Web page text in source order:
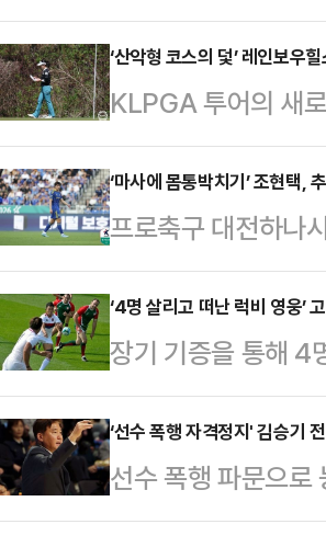
과의 동행을 이어
원)에 오는 5월 31
회(KBO)의 승인 절
말까지다.재계약의
다소 기복 있는 모
코칭스태프의 신뢰
삼진 1실…
‘산악형 코스의 덫’ 레인보우
KLPGA 투어의 새
의 개막이 하루 앞
120명의 태극 낭자
스’라는 난코스를
성군 레인보우힐스
성으로 인해 어느 때
힐스는 선수들 사이
코스로 고저 차…
‘마사에 몸통박치기’ 조현택,
프로축구 대전하나
HD 측면 수비수 조
구계에 따르면 전날
과 조현택에 대해
은 거친 반칙은 경
구경기장에서 열린
후반 추가시간 마사
라운드 밖으로 나
‘4명 살리고 떠난 럭비 영웅’
장기 기증을 통해 4
출신 고 윤태일(43)
급(산재 불인정)’
공식 신년 회식 후
정한 것으로 전해진
‘선수 폭행 자격정지' 김승기
선수 폭행 파문으로
대한 징계 재심이